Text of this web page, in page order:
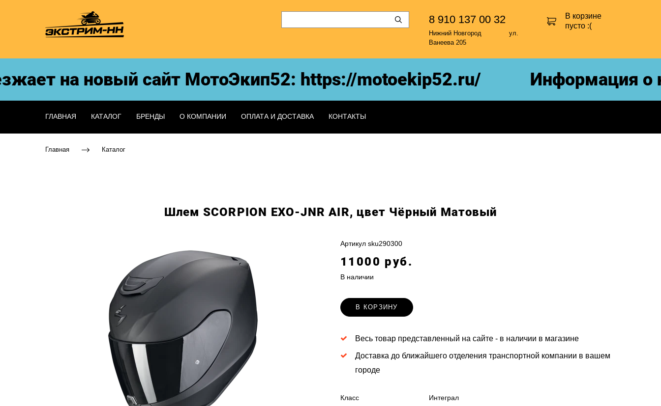
8 910 137 00 32
Нижний Новгород ул.
Ванеева 205
В корзине
пусто :(
на новый сайт МотоЭкип52: https://motoekip52.ru/ Информация о
ГЛАВНАЯ КАТАЛОГ БРЕНДЫ О КОМПАНИИ ОПЛАТА И ДОСТАВКА КОНТАКТЫ
Главная Каталог
Шлем SCORPION EXO-JNR AIR, цвет Чёрный Матовый
Артикул sku290300
11000 руб.
В наличии
В КОРЗИНУ
Весь товар представленный на сайте - в наличии в магазине
Доставка до ближайшего отделения транспортной компании в вашем
городе
Класс
Интеграл